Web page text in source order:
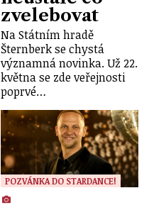
zvelebovat
Na Státním hradě
Šternberk se chystá
významná novinka. Už 22.
května se zde veřejnosti
poprvé…
POZVÁNKA DO STARDANCE!